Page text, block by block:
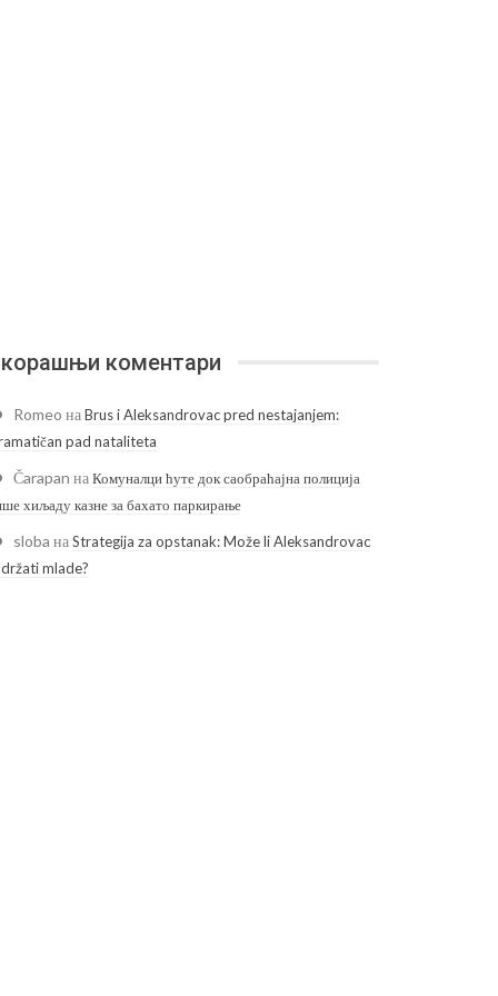
коментари
Romeo наBrus i Aleksandrovac pred nestajanjem:
pad nataliteta
Čarapan наКомуналци ћуте док саобраћајна полиција
хиљаду казне за бахато паркирање
sloba наStrategija za opstanak: Može li Aleksandrovac
mlade?